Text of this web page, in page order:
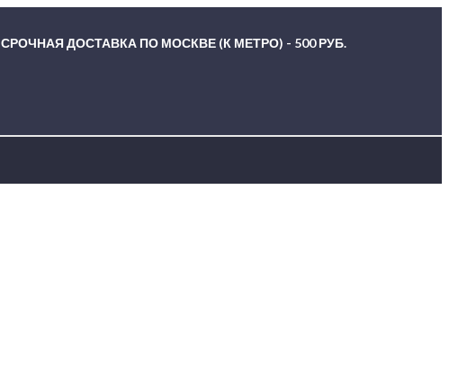
СРОЧНАЯ ДОСТАВКА ПО МОСКВЕ (К МЕТРО) - 500 РУБ.